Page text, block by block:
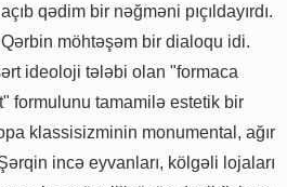
qədim bir nəğməni pıçıldayırdı.
möhtəşəm bir dialoqu idi.
ideoloji tələbi olan "formaca
formulunu tamamilə estetik bir
klassisizminin monumental, ağır
incə eyvanları, kölgəli lojaları